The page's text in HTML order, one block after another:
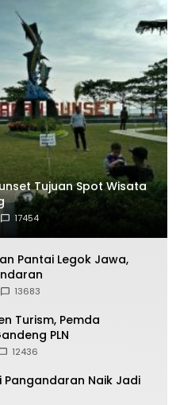
Tujuan Spot Wisata
17454
Pantai Legok Jawa,
13683
Turism, Pemda
PLN
12436
Pangandaran Naik Jadi